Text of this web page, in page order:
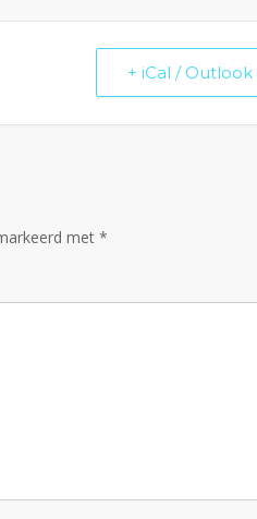
+ iCal /
met *